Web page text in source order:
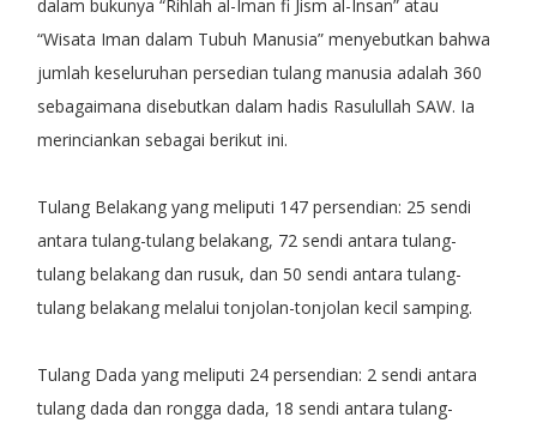
dalam bukunya “Rihlah al-Iman fi Jism al-Insan” atau
“Wisata Iman dalam Tubuh Manusia” menyebutkan bahwa
jumlah keseluruhan persedian tulang manusia adalah 360
sebagaimana disebutkan dalam hadis Rasulullah SAW. Ia
merinciankan sebagai berikut ini.
Tulang Belakang yang meliputi 147 persendian: 25 sendi
antara tulang-tulang belakang, 72 sendi antara tulang-
tulang belakang dan rusuk, dan 50 sendi antara tulang-
tulang belakang melalui tonjolan-tonjolan kecil samping.
Tulang Dada yang meliputi 24 persendian: 2 sendi antara
tulang dada dan rongga dada, 18 sendi antara tulang-